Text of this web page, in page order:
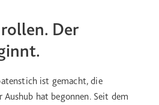
Der
ist gemacht, die
Aushub hat begonnen. Seit dem